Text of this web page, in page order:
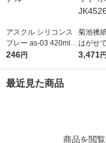
アスクル シリコンス
プレー as-03 420ml 1
本 オリジナル
246円
菊池襖
はがせ
い壁紙
3,471円
最近見た商品
商品を閲